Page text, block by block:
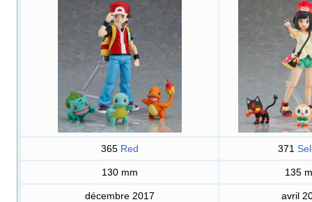
365 Red 371
130 mm 135
décembre 2017 avril